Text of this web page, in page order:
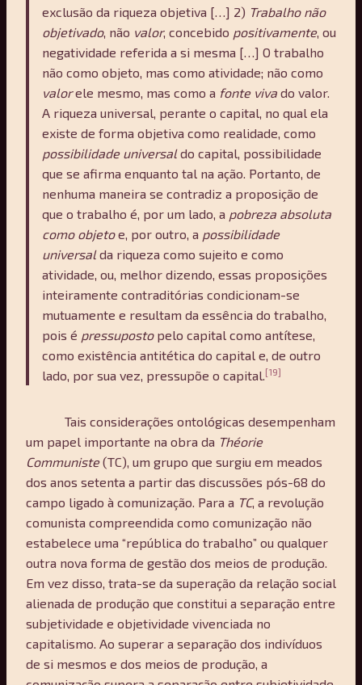
exclusão da riqueza objetiva […] 2) Trabalho não
objetivado, não valor, concebido positivamente, ou
negatividade referida a si mesma […] O trabalho
não como objeto, mas como atividade; não como
valorele mesmo, mas como a fonte viva do valor.
A riqueza universal, perante o capital, no qual ela
existe de forma objetiva como realidade, como
possibilidade universaldo capital, possibilidade
que se afirma enquanto tal na ação. Portanto, de
nenhuma maneira se contradiz a proposição de
que o trabalho é, por um lado, a pobreza absoluta
como objetoe, por outro, a possibilidade
universalda riqueza como sujeito e como
atividade, ou, melhor dizendo, essas proposições
inteiramente contraditórias condicionam-se
mutuamente e resultam da essência do trabalho,
pois é pressupostopelo capital como antítese,
como existência antitética do capital e, de outro
lado, por sua vez, pressupõe o capital. [19]
Tais considerações ontológicas desempenham
um papel importante na obra da Théorie
Communiste(TC), um grupo que surgiu em meados
dos anos setenta a partir das discussões pós-68 do
campo ligado à comunização. Para a TC, a revolução
comunista compreendida como comunização não
estabelece uma “república do trabalho” ou qualquer
outra nova forma de gestão dos meios de produção.
Em vez disso, trata-se da superação da relação social
alienada de produção que constitui a separação entre
subjetividade e objetividade vivenciada no
capitalismo. Ao superar a separação dos indivíduos
de si mesmos e dos meios de produção, a